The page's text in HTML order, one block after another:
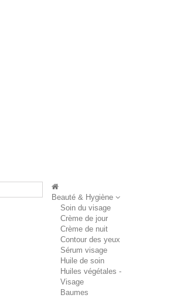
Beauté & Hygiène
Soin du visage
Crème de jour
Crème de nuit
Contour des yeux
Sérum visage
Huile de soin
Huiles végétales -
Visage
Baumes